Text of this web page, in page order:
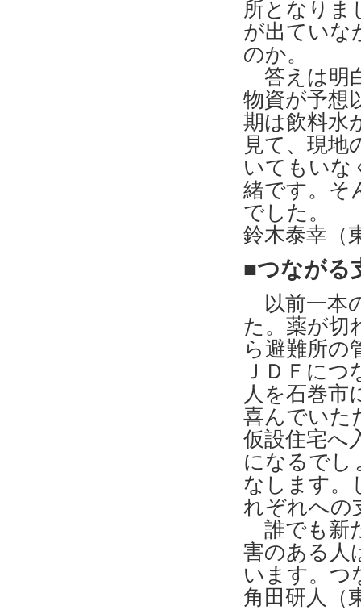
所となりま
が出ていな
のか。
答えは明
物資が予想
期は飲料水
見て、現地
いてもいな
緒です。そ
でした。
鈴木泰幸（
■つながる
以前一本
た。薬が切
ら避難所の
ＪＤＦに
人を石巻市
喜んでいた
仮設住宅へ
になるでし
なします。
れぞれへの
誰でも新
害のある人
います。つ
角田研人（